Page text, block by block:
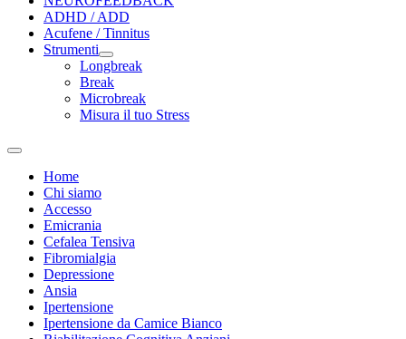
ADHD / ADD
Acufene / Tinnitus
Strumenti
Longbreak
Break
Microbreak
Misura il tuo Stress
Home
Chi siamo
Accesso
Emicrania
Cefalea Tensiva
Fibromialgia
Depressione
Ansia
Ipertensione
Ipertensione da Camice Bianco